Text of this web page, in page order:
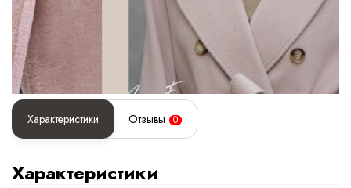
Характеристики Отзывы 0
Характеристики